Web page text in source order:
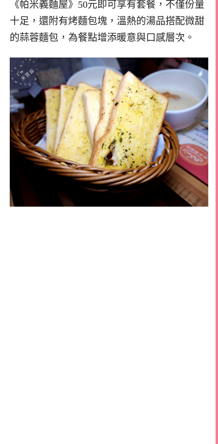
《帕米義麵屋》50元即可享有套餐，不僅份量
十足，還附有烤麵包塊，溫熱的湯品搭配微甜
的蒜蓉麵包，為餐點增添暖意與口感層次。